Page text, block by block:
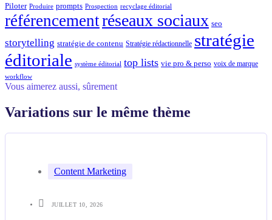
Piloter Produire prompts Prospection recyclage éditorial
référencementréseaux sociaux seo
storytelling stratégie de contenu Stratégie rédactionnelle stratégie
éditoriale système éditorial top lists vie pro & perso voix de marque
workflow
Vous aimerez aussi, sûrement
Variations sur le même thème
Content Marketing
JUILLET 10, 2026